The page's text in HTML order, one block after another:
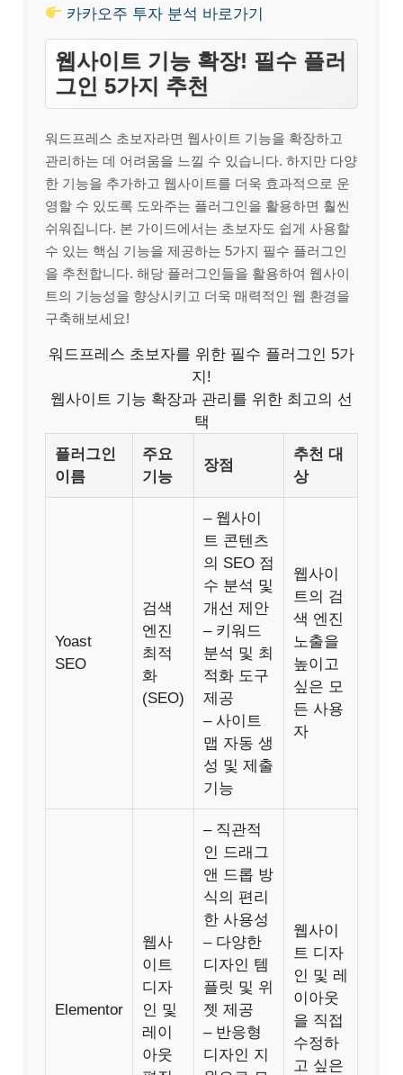
카카오주 투자 분석 바로가기
웹사이트 기능 확장! 필수 플러
그인 5가지 추천
워드프레스 초보자라면 웹사이트 기능을 확장하고
관리하는 데 어려움을 느낄 수 있습니다. 하지만 다양
한 기능을 추가하고 웹사이트를 더욱 효과적으로 운
영할 수 있도록 도와주는 플러그인을 활용하면 훨씬
쉬워집니다. 본 가이드에서는 초보자도 쉽게 사용할
수 있는 핵심 기능을 제공하는 5가지 필수 플러그인
을 추천합니다. 해당 플러그인들을 활용하여 웹사이
트의 기능성을 향상시키고 더욱 매력적인 웹 환경을
구축해보세요!
워드프레스 초보자를 위한 필수 플러그인 5가
지!
웹사이트 기능 확장과 관리를 위한 최고의 선
택
플러그인
이름
주요
기능
장점
추천 대
상
Yoast
SEO
검색
엔진
최적
화
(SEO)
– 웹사이
트 콘텐츠
의 SEO 점
수 분석 및
개선 제안
– 키워드
분석 및 최
적화 도구
제공
– 사이트
맵 자동 생
성 및 제출
기능
웹사이
트의 검
색 엔진
노출을
높이고
싶은 모
든 사용
자
Elementor
웹사
이트
디자
인 및
레이
아웃
– 직관적
인 드래그
앤 드롭 방
식의 편리
한 사용성
– 다양한
디자인 템
플릿 및 위
젯 제공
– 반응형
디자인 지
웹사이
트 디자
인 및 레
이아웃
을 직접
수정하
고 싶은